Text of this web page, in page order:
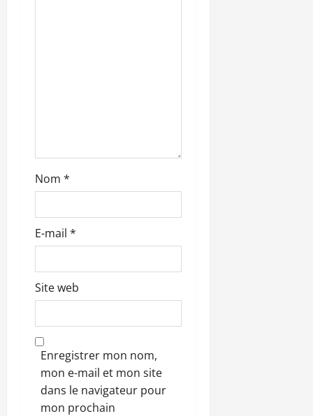
l
e
Nom *
E-mail *
Site web
Enregistrer mon nom,
mon e-mail et mon site
dans le navigateur pour
mon prochain